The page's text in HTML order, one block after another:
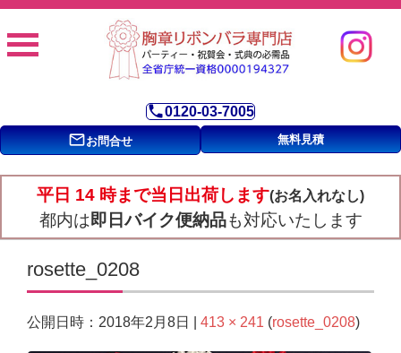
phone0120-03-7005
mail_outlineお問合せ 無料見積
平日 14 時まで当日出荷します(お名入れなし)
都内は即日バイク便納品も対応いたします
rosette_0208
公開日時： 2018年2月8日 413 × 241 (rosette_0208)